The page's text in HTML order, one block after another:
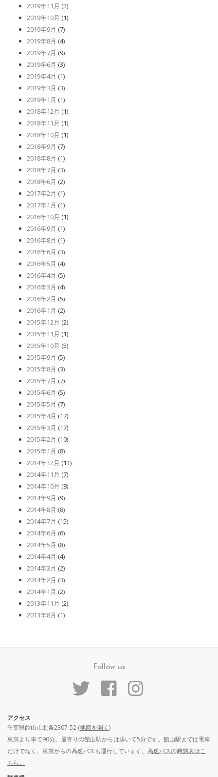
2019年11月 (2)
2019年10月 (1)
2019年9月 (7)
2019年8月 (4)
2019年7月 (9)
2019年6月 (3)
2019年4月 (1)
2019年3月 (3)
2019年1月 (1)
2018年12月 (1)
2018年11月 (1)
2018年10月 (1)
2018年9月 (7)
2018年8月 (1)
2018年7月 (3)
2018年6月 (2)
2017年2月 (1)
2017年1月 (1)
2016年10月 (1)
2016年9月 (1)
2016年8月 (1)
2016年6月 (3)
2016年5月 (4)
2016年4月 (5)
2016年3月 (4)
2016年2月 (5)
2016年1月 (2)
2015年12月 (2)
2015年11月 (1)
2015年10月 (5)
2015年9月 (5)
2015年8月 (3)
2015年7月 (7)
2015年6月 (5)
2015年5月 (7)
2015年4月 (17)
2015年3月 (17)
2015年2月 (10)
2015年1月 (8)
2014年12月 (11)
2014年11月 (7)
2014年10月 (8)
2014年9月 (9)
2014年8月 (8)
2014年7月 (15)
2014年6月 (6)
2014年5月 (8)
2014年4月 (4)
2014年3月 (2)
2014年2月 (3)
2014年1月 (2)
2013年11月 (2)
2013年8月 (1)
Follow us
アクセス
千葉県館山市北条2307-52 (地図を開く )
東京より車で90分。最寄りの館山駅からは歩いて5分です。館山駅までは電車
だけでなく、東京からの高速バスも運行しています。 高速バスの時刻表はこ
ちら。